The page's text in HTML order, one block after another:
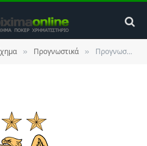
» Προγνωστικά » Προγνωστικά Premier League: Επιστρέφει στην κορυφή από… το ημίχρονο η Manchester City
City
16 JANUARY 2012
NO COMMENTS 2 MINS READ